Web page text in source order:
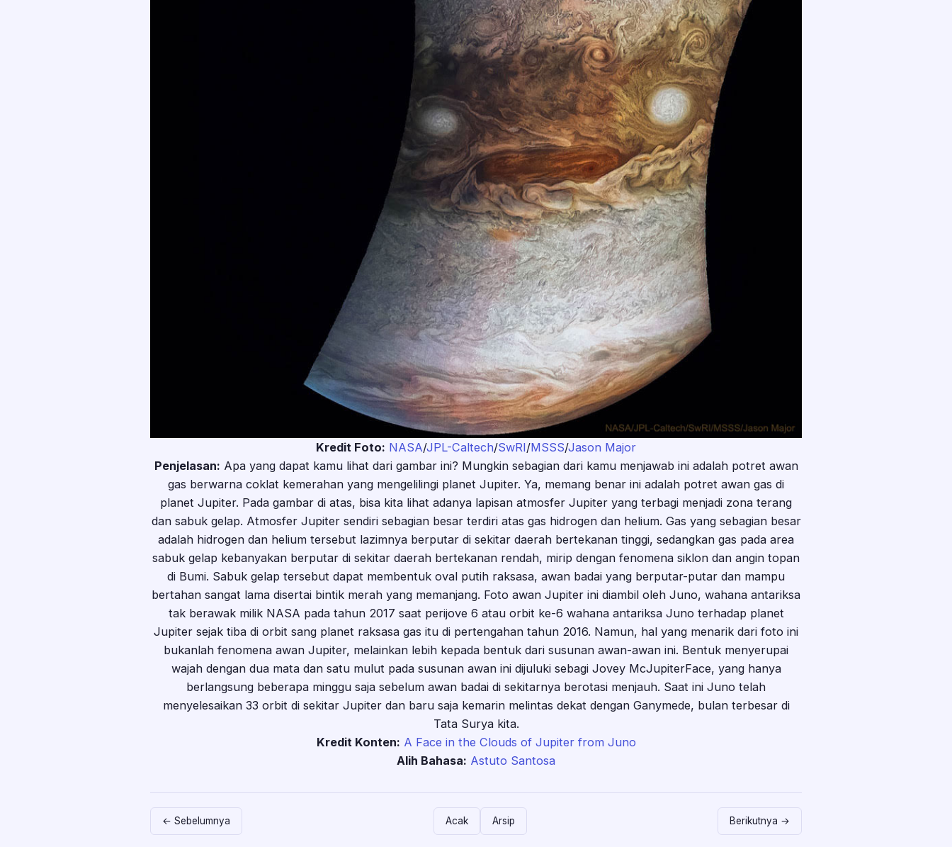
Kredit Foto: NASA/JPL-Caltech/SwRI/MSSS/Jason Major
Penjelasan: Apa yang dapat kamu lihat dari gambar ini? Mungkin sebagian dari kamu menjawab ini adalah potret awan
gas berwarna coklat kemerahan yang mengelilingi planet Jupiter. Ya, memang benar ini adalah potret awan gas di
planet Jupiter. Pada gambar di atas, bisa kita lihat adanya lapisan atmosfer Jupiter yang terbagi menjadi zona terang
dan sabuk gelap. Atmosfer Jupiter sendiri sebagian besar terdiri atas gas hidrogen dan helium. Gas yang sebagian besar
adalah hidrogen dan helium tersebut lazimnya berputar di sekitar daerah bertekanan tinggi, sedangkan gas pada area
sabuk gelap kebanyakan berputar di sekitar daerah bertekanan rendah, mirip dengan fenomena siklon dan angin topan
di Bumi. Sabuk gelap tersebut dapat membentuk oval putih raksasa, awan badai yang berputar-putar dan mampu
bertahan sangat lama disertai bintik merah yang memanjang. Foto awan Jupiter ini diambil oleh Juno, wahana antariksa
tak berawak milik NASA pada tahun 2017 saat perijove 6 atau orbit ke-6 wahana antariksa Juno terhadap planet
Jupiter sejak tiba di orbit sang planet raksasa gas itu di pertengahan tahun 2016. Namun, hal yang menarik dari foto ini
bukanlah fenomena awan Jupiter, melainkan lebih kepada bentuk dari susunan awan-awan ini. Bentuk menyerupai
wajah dengan dua mata dan satu mulut pada susunan awan ini dijuluki sebagi Jovey McJupiterFace, yang hanya
berlangsung beberapa minggu saja sebelum awan badai di sekitarnya berotasi menjauh. Saat ini Juno telah
menyelesaikan 33 orbit di sekitar Jupiter dan baru saja kemarin melintas dekat dengan Ganymede, bulan terbesar di
Tata Surya kita.
Kredit Konten: A Face in the Clouds of Jupiter from Juno
Alih Bahasa: Astuto Santosa
← Sebelumnya Acak Arsip Berikutnya →